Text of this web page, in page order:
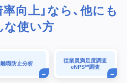
率向上」なら、他にも
な使い方
離職防止分析 従業員満足度調査
eNPS℠調査